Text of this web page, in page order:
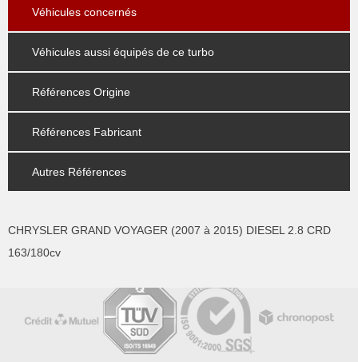
Véhicules concernés
Véhicules aussi équipés de ce turbo
Références Origine
Références Fabricant
Autres Références
CHRYSLER GRAND VOYAGER (2007 à 2015) DIESEL 2.8 CRD
163/180cv